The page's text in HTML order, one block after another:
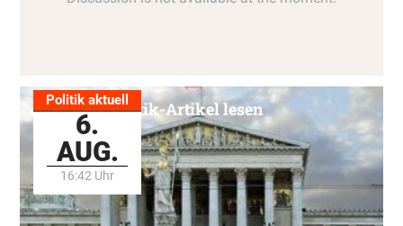
Politik aktuell
6.
AUG.
16:42 Uhr
Alle Politik-Artikel lesen